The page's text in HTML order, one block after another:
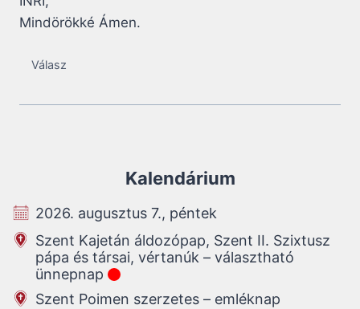
Mindörökké Ámen.
Válasz
Kalendárium
2026. augusztus 7., péntek
Szent Kajetán áldozópap, Szent II. Szixtusz
pápa és társai, vértanúk – választható
ünnepnap
Szent Poimen szerzetes – emléknap